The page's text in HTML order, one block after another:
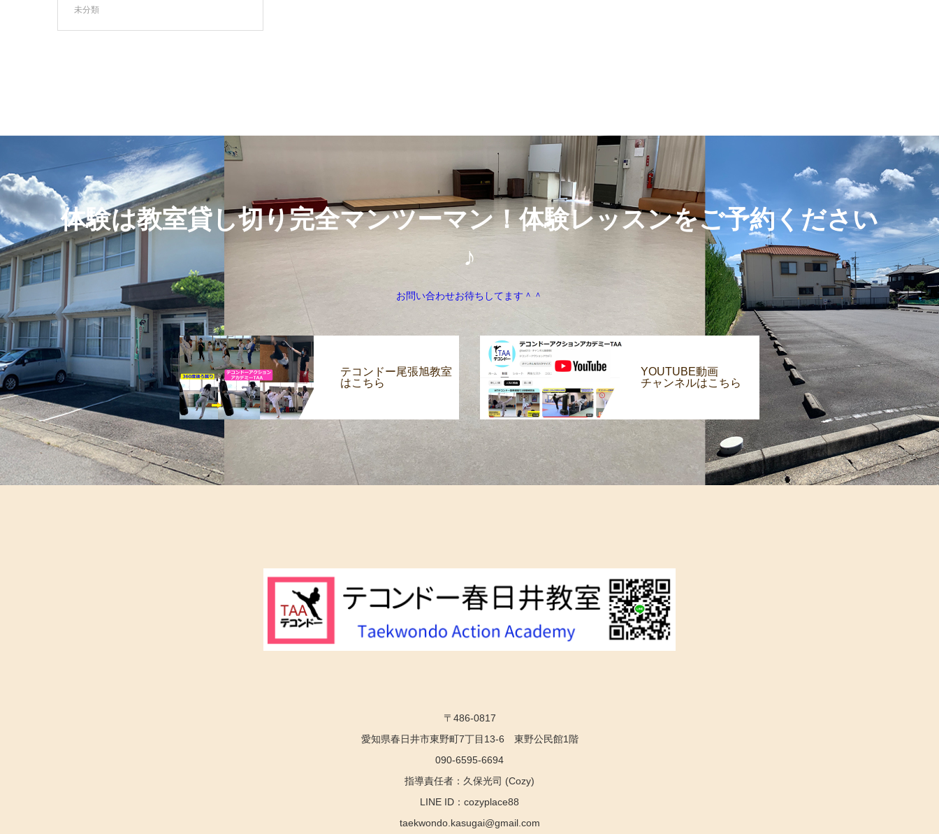
未分類
体験は教室貸し切り完全マンツーマン！体験レッスンをご予約ください
♪
お問い合わせお待ちしてます＾＾
テコンドー尾張旭教室
はこちら
YOUTUBE動画
チャンネルはこちら
〒486-0817
愛知県春日井市東野町7丁目13-6 東野公民館1階
090-6595-6694
指導責任者：久保光司 (Cozy)
LINE ID：cozyplace88
taekwondo.kasugai@gmail.com